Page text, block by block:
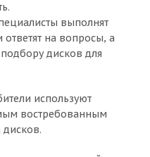
выполнят
на вопросы, а
дисков для
используют
востребованным
дисков.